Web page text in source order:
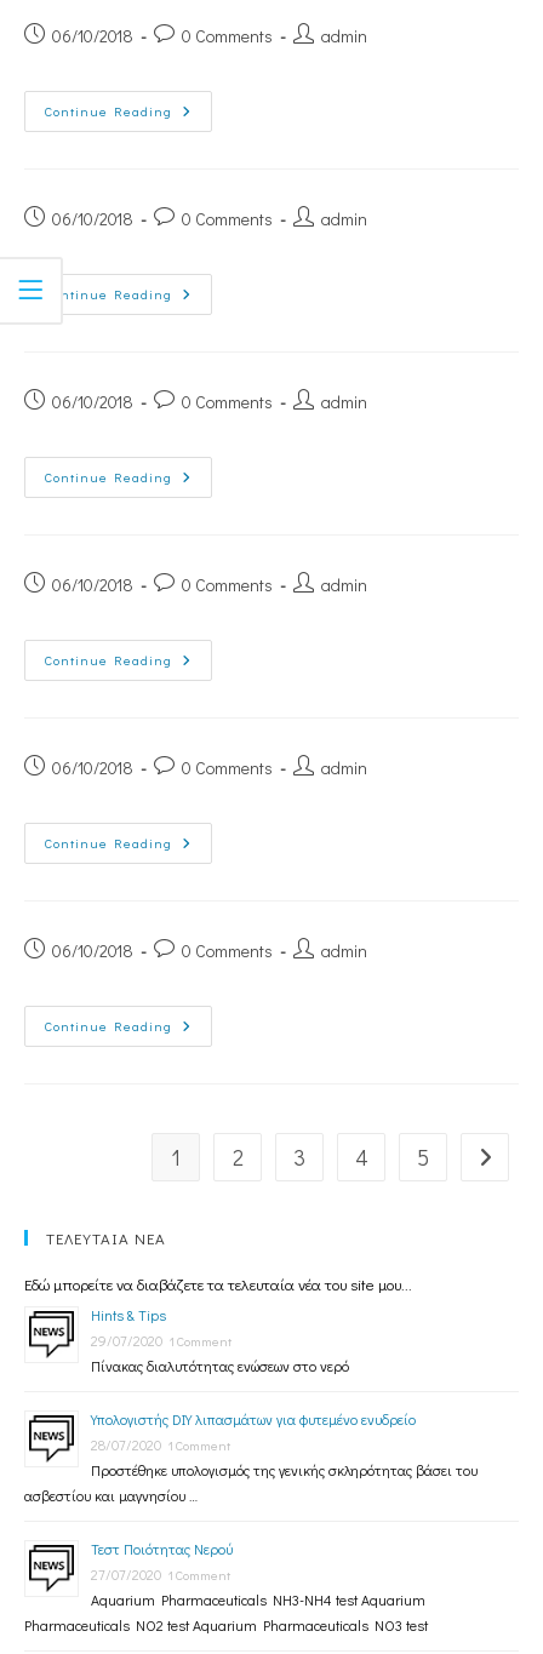
06/10/2018 0 Comments admin
Continue Reading
06/10/2018 0 Comments admin
Continue Reading
06/10/2018 0 Comments admin
Continue Reading
06/10/2018 0 Comments admin
Continue Reading
06/10/2018 0 Comments admin
Continue Reading
06/10/2018 0 Comments admin
Continue Reading
1 2 3 4 5
ΤΕΛΕΥΤΑΙΑ ΝΕΑ
Εδώ μπορείτε να διαβάζετε τα τελευταία νέα του site μου...
Hints & Tips
29/07/2020 1 Comment
Πίνακας διαλυτότητας ενώσεων στο νερό
Υπολογιστής DIY λιπασμάτων για φυτεμένο ενυδρείο
28/07/2020 1 Comment
Προστέθηκε υπολογισμός της γενικής σκληρότητας βάσει του
ασβεστίου και μαγνησίου …
Τεστ Ποιότητας Νερού
27/07/2020 1 Comment
Aquarium Pharmaceuticals NH3-NH4 test Aquarium
Pharmaceuticals NO2 test Aquarium Pharmaceuticals NO3 test